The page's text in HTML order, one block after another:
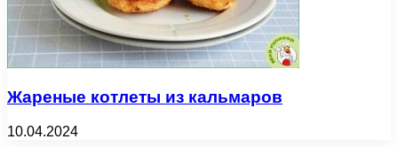
Жареные котлеты из кальмаров
10.04.2024